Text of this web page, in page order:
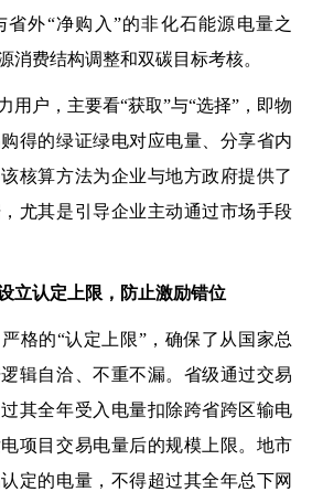
外“净购入”的非化石能源电量之
消费结构调整和双碳目标考核。
户，主要看“获取”与“选择”，即物
得的绿证绿电对应电量、分享省内
核算方法为企业与地方政府提供了
尤其是引导企业主动通过市场手段
认定上限，防止激励错位
的“认定上限”，确保了从国家总
辑自洽、不重不漏。省级通过交易
其全年受入电量扣除跨省跨区输电
项目交易电量后的规模上限。地市
定的电量，不得超过其全年总下网